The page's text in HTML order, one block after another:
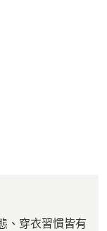
、穿衣習慣皆有